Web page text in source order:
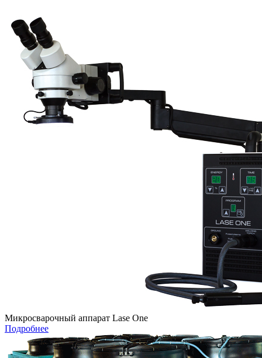
Микросварочный аппарат Lase One
Подробнее